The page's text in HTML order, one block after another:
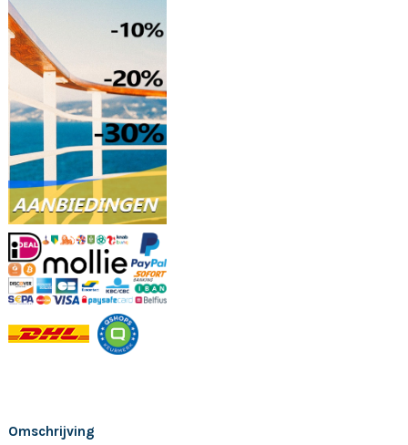
Omschrijving